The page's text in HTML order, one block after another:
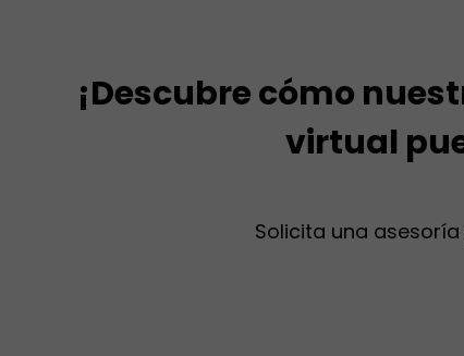
¡Descubre cómo
virtual
Solicita una